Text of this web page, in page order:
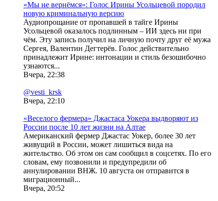
«Мы не вернёмся»: Голос Ирины Усольцевой породил
новую криминальную версию
Аудиопрощание от пропавшей в тайге Ирины
Усольцевой оказалось подлинным – ИИ здесь ни при
чём. Эту запись получил на личную почту друг её мужа
Сергея, Валентин Дегтерёв. Голос действительно
принадлежит Ирине: интонации и стиль безошибочно
узнаются...
Вчера, 22:38
@vesti_krsk
Вчера, 22:10
«Веселого фермера» Джастаса Уокера выдворяют из
России после 10 лет жизни на Алтае
Американский фермер Джастас Уокер, более 30 лет
живущий в России, может лишиться вида на
жительство. Об этом он сам сообщил в соцсетях. По его
словам, ему позвонили и предупредили об
аннулировании ВНЖ. 10 августа он отправится в
миграционный...
Вчера, 20:52